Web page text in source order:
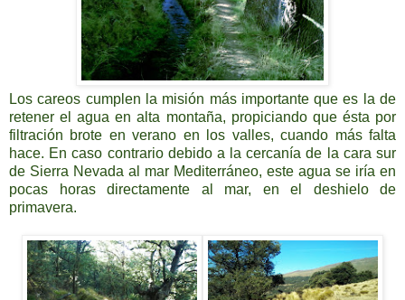
Los careos cumplen la misión más importante que es la de
retener el agua en alta montaña, propiciando que ésta por
filtración brote en verano en los valles, cuando más falta
hace. En caso contrario debido a la cercanía de la cara sur
de Sierra Nevada al mar Mediterráneo, este agua se iría en
pocas horas directamente al mar, en el deshielo de
primavera.